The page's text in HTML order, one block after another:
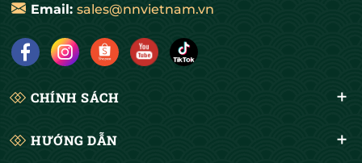
Email: sales@nnvietnam.vn
CHÍNH SÁCH
HƯỚNG DẪN